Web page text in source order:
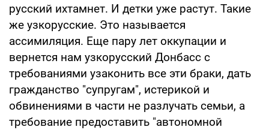
русский ихтамнет. И детки уже растут. Такие
же узкорусские. Это называется
ассимиляция. Еще пару лет оккупации и
вернется нам узкорусский Донбасс с
требованиями узаконить все эти браки, дать
гражданство "супругам", истерикой и
обвинениями в части не разлучать семьи, а
требование предоставить "автономной